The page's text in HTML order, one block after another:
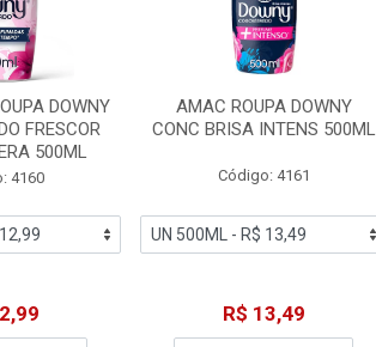
DOWNY
FRESCOR
500ML
4160
AMAC ROUPA DOWNY
CONC BRISA INTENS 500ML
Código: 4161
R$ 13,49